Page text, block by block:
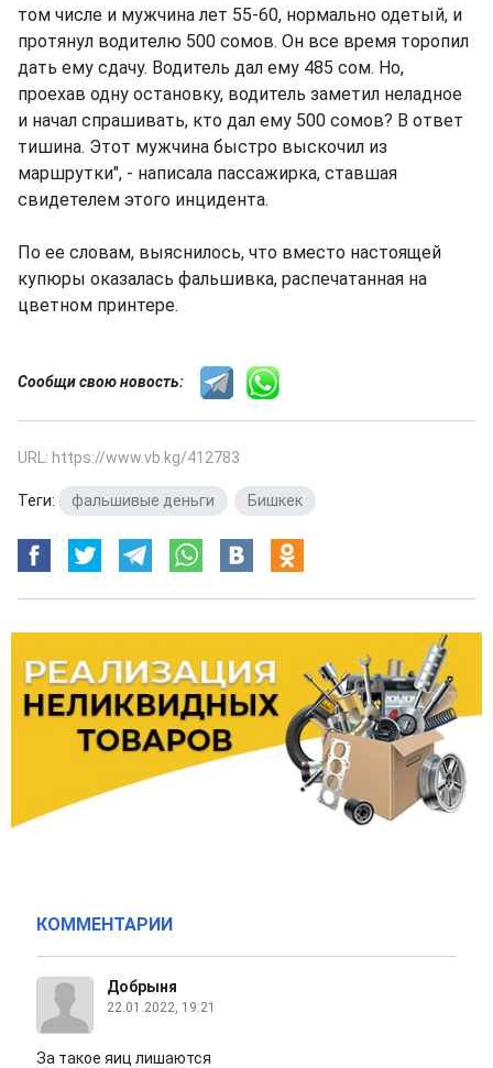
том числе и мужчина лет 55-60, нормально одетый, и
протянул водителю 500 сомов. Он все время торопил
дать ему сдачу. Водитель дал ему 485 сом. Но,
проехав одну остановку, водитель заметил неладное
и начал спрашивать, кто дал ему 500 сомов? В ответ
тишина. Этот мужчина быстро выскочил из
маршрутки", - написала пассажирка, ставшая
свидетелем этого инцидента.
По ее словам, выяснилось, что вместо настоящей
купюры оказалась фальшивка, распечатанная на
цветном принтере.
Сообщи свою новость:
URL: https://www.vb.kg/412783
Теги: фальшивые деньги Бишкек
КОММЕНТАРИИ
Добрыня
22.01.2022, 19:21
За такое яиц лишаются